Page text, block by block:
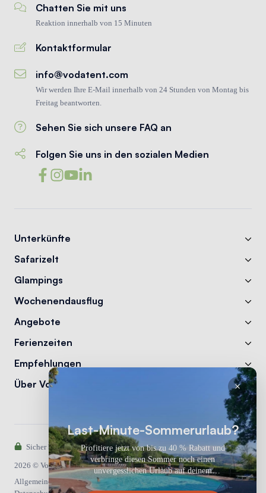
Chatten Sie mit uns
Reaktion innerhalb von 15 Minuten
Kontaktformular
info@vodatent.com
Wir werden Ihre E-Mail innerhalb von 24 Stunden von Montag bis
Freitag beantworten.
Sehen Sie sich unsere FAQ an
Folgen Sie uns in den sozialen Medien
Unterkünfte
Safarizelt
Glampings
Wochenendausflug
Angebote
Ferienzeiten
Empfehlungen
Über Vodatent
2026 © Vodatent
Allgemeine Bedingungen und Konditionen
Sicher bezahlen mit:
Last-Minute-Sommerurlaub?
Profitiere jetzt von bis zu 40 % Rabatt und
verbringe diesen Sommer noch einen
unvergesslichen Urlaub auf deinem
Lieblingscampingplatz!